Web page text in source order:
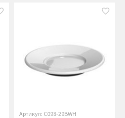
Артикул: C098-29BWH